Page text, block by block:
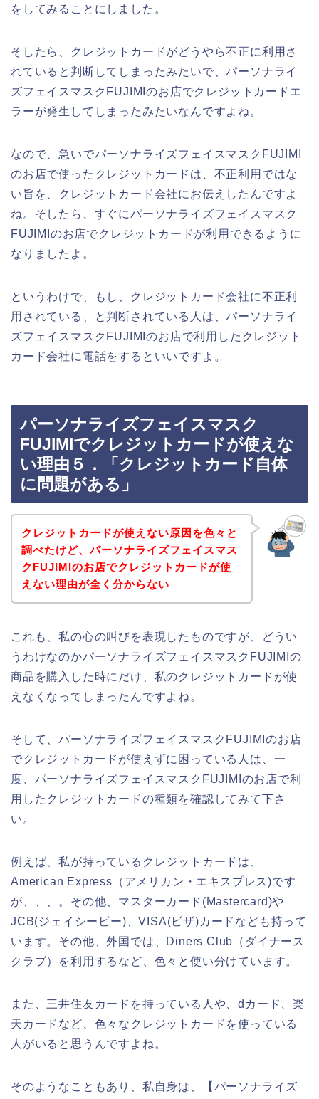
をしてみることにしました。
そしたら、クレジットカードがどうやら不正に利用さ
れていると判断してしまったみたいで、パーソナライ
ズフェイスマスクFUJIMIのお店でクレジットカードエ
ラーが発生してしまったみたいなんですよね。
なので、急いでパーソナライズフェイスマスクFUJIMI
のお店で使ったクレジットカードは、不正利用ではな
い旨を、クレジットカード会社にお伝えしたんですよ
ね。そしたら、すぐにパーソナライズフェイスマスク
FUJIMIのお店でクレジットカードが利用できるように
なりましたよ。
というわけで、もし、クレジットカード会社に不正利
用されている、と判断されている人は、パーソナライ
ズフェイスマスクFUJIMIのお店で利用したクレジット
カード会社に電話をするといいですよ。
パーソナライズフェイスマスク
FUJIMIでクレジットカードが使えな
い理由５．「クレジットカード自体
に問題がある」
クレジットカードが使えない原因を色々と
調べたけど、パーソナライズフェイスマス
クFUJIMIのお店でクレジットカードが使
えない理由が全く分からない
これも、私の心の叫びを表現したものですが、どうい
うわけなのかパーソナライズフェイスマスクFUJIMIの
商品を購入した時にだけ、私のクレジットカードが使
えなくなってしまったんですよね。
そして、パーソナライズフェイスマスクFUJIMIのお店
でクレジットカードが使えずに困っている人は、一
度、パーソナライズフェイスマスクFUJIMIのお店で利
用したクレジットカードの種類を確認してみて下さ
い。
例えば、私が持っているクレジットカードは、
American Express（アメリカン・エキスプレス)です
が、、、。その他、マスターカード(Mastercard)や
JCB(ジェイシービー)、VISA(ビザ)カードなども持って
います。その他、外国では、Diners Club（ダイナース
クラブ）を利用するなど、色々と使い分けています。
また、三井住友カードを持っている人や、dカード、楽
天カードなど、色々なクレジットカードを使っている
人がいると思うんですよね。
そのようなこともあり、私自身は、【パーソナライズ